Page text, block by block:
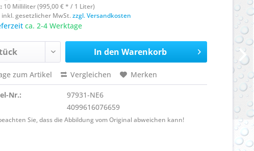
10 Milliliter (995,00 € * / 1 Liter)
inkl. gesetzlicher MwSt.zzgl. Versandkosten
ca. 2-4 Werktage
In den Warenkorb
zum Artikel Vergleichen Merken
Nr.:
97931-NE6
4099616076659
Sie, dass die Abbildung vom Original abweichen kann!